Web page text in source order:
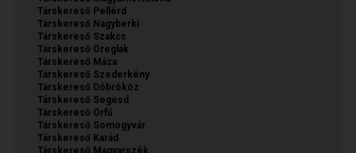
Társkereső Pellérd
Társkereső Nagyberki
Társkereső Szakcs
Társkereső Öreglak
Társkereső Máza
Társkereső Szederkény
Társkereső Döbrököz
Társkereső Segesd
Társkereső Orfű
Társkereső Somogyvár
Társkereső Karád
Társkereső Magyarszék